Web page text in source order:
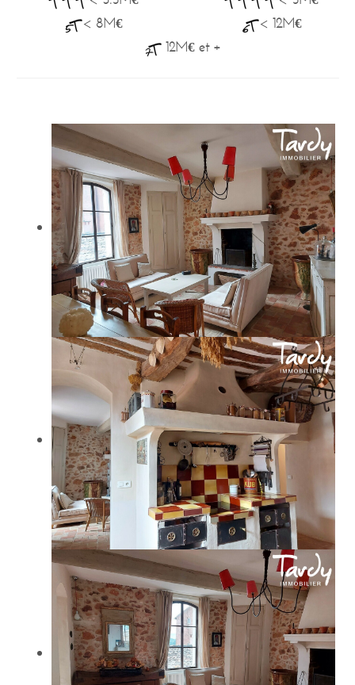
< 8M€
< 12M€
12M€ et +